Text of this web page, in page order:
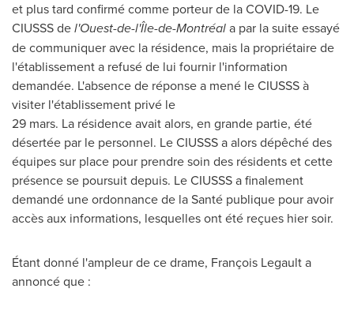
et plus tard confirmé comme porteur de la COVID-19. Le
CIUSSS del'Ouest-de-l'Île-de-Montréala par la suite essayé
de communiquer avec la résidence, mais la propriétaire de
l'établissement a refusé de lui fournir l'information
demandée. L'absence de réponse a mené le CIUSSS à
visiter l'établissement privé le
29 mars. La résidence avait alors, en grande partie, été
désertée par le personnel. Le CIUSSS a alors dépêché des
équipes sur place pour prendre soin des résidents et cette
présence se poursuit depuis. Le CIUSSS a finalement
demandé une ordonnance de la Santé publique pour avoir
accès aux informations, lesquelles ont été reçues hier soir.
Étant donné l'ampleur de ce drame, François Legault a
annoncé que :